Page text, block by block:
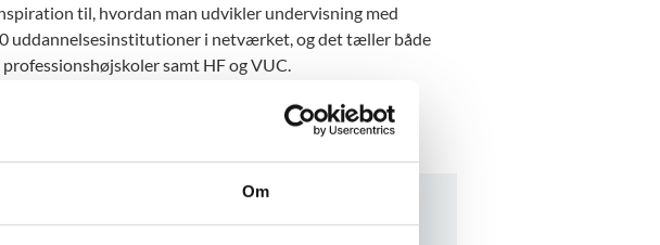
Om
til, hvordan man udvikler undervisning med
uddannelsesinstitutioner i netværket, og det tæller både
samt HF og VUC.